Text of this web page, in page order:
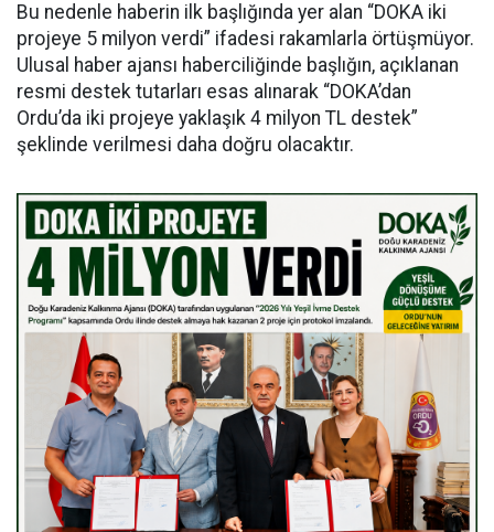
Bu nedenle haberin ilk başlığında yer alan “DOKA iki
projeye 5 milyon verdi” ifadesi rakamlarla örtüşmüyor.
Ulusal haber ajansı haberciliğinde başlığın, açıklanan
resmi destek tutarları esas alınarak “DOKA’dan
Ordu’da iki projeye yaklaşık 4 milyon TL destek”
şeklinde verilmesi daha doğru olacaktır.